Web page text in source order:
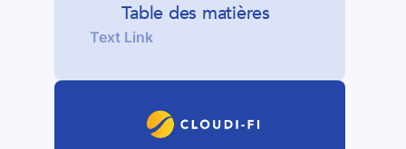
Table des matières
Text Link